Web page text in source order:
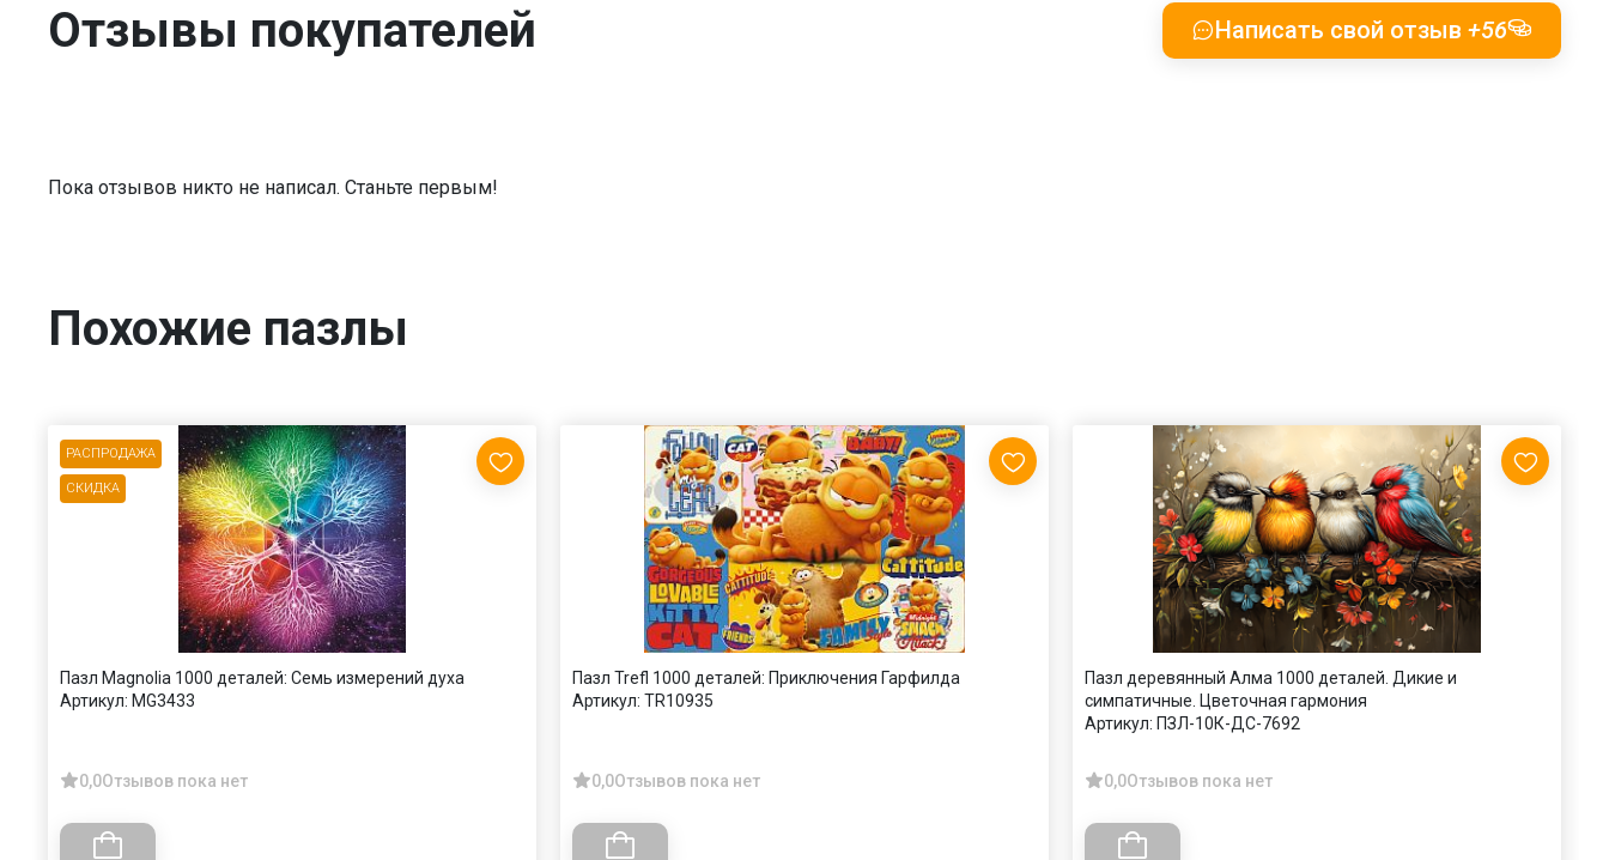
Отзывы покупателей Написать свой отзыв +56
Пока отзывов никто не написал. Станьте первым!
Похожие пазлы
РАСПРОДАЖА
СКИДКА
Пазл Magnolia 1000 деталей: Семь измерений духа
Артикул: MG3433
0,0Отзывов пока нет
Пазл Trefl 1000 деталей: Приключения Гарфилда
Артикул: TR10935
0,0Отзывов пока нет
Пазл деревянный Алма 1000 деталей. Дикие и
симпатичные. Цветочная гармония
Артикул: ПЗЛ-10К-ДС-7692
0,0Отзывов пока нет